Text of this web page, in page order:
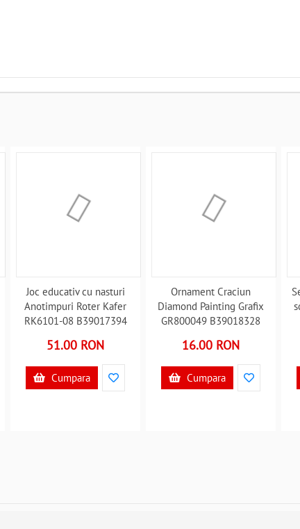
Joc educativ cu nasturi
Anotimpuri Roter Kafer
RK6101-08 B39017394
51.00 RON
Cumpara
Ornament Craciun
Diamond Painting Grafix
GR800049 B39018328
16.00 RON
Cumpara